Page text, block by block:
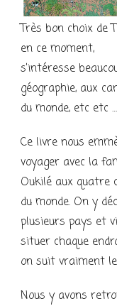
Très bon choix de
en ce moment,
s’intéresse
géographie, aux
du monde, etc etc …
Ce livre nous
voyager avec la
Oukilé aux quatre
du monde. On y
plusieurs pays et
situer chaque
on suit vraiment
Nous y avons